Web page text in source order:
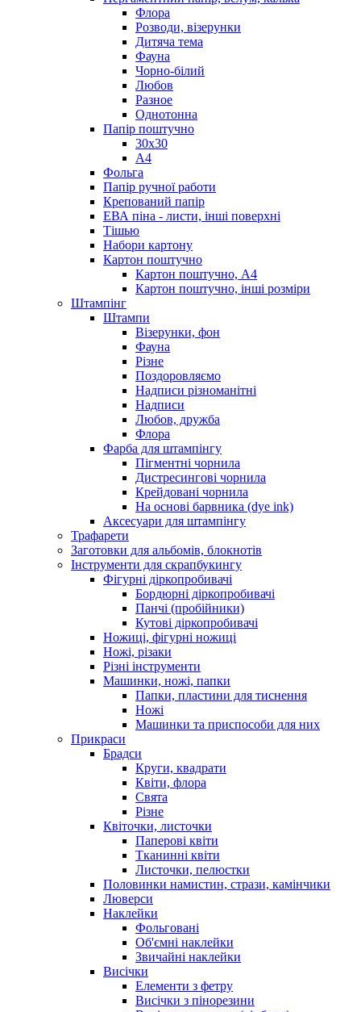
Флора
Розводи, візерунки
Дитяча тема
Фауна
Чорно-білий
Любов
Разное
Однотонна
Папір поштучно
30х30
А4
Фольга
Папір ручної работи
Крепований папір
ЕВА піна - листи, інші поверхні
Тішью
Набори картону
Картон поштучно
Картон поштучно, А4
Картон поштучно, інші розміри
Штампінг
Штампи
Візерунки, фон
Фауна
Різне
Поздоровляємо
Надписи різноманітні
Надписи
Любов, дружба
Флора
Фарба для штампінгу
Пігментні чорнила
Дистресингові чорнила
Крейдовані чорнила
На основі барвника (dye ink)
Аксесуари для штампінгу
Трафарети
Заготовки для альбомів, блокнотів
Інструменти для скрапбукингу
Фігурні діркопробивачі
Бордюрні діркопробивачі
Панчі (пробійники)
Кутові діркопробивачі
Ножиці, фігурні ножиці
Ножі, різаки
Різні інструменти
Машинки, ножі, папки
Папки, пластини для тиснення
Ножі
Машинки та приспособи для них
Прикраси
Брадси
Круги, квадрати
Квіти, флора
Свята
Різне
Квіточки, листочки
Паперові квіти
Тканинні квіти
Листочки, пелюстки
Половинки намистин, стрази, камінчики
Люверси
Наклейки
Фольговані
Об'ємні наклейки
Звичайні наклейки
Висічки
Елементи з фетру
Висічки з пінорезини